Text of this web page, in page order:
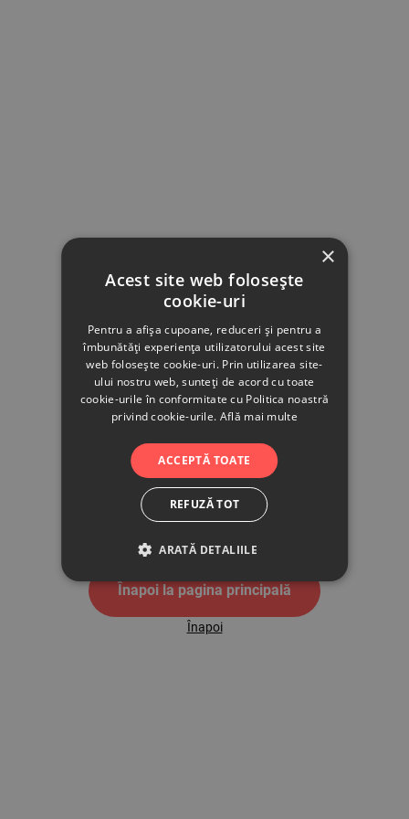
500
Înapoi la pagina principală
Înapoi
×
Acest site web folosește
cookie-uri
Pentru a afișa cupoane, reduceri și pentru a
îmbunătăți experiența utilizatorului acest site
web folosește cookie-uri. Prin utilizarea site-
ului nostru web, sunteți de acord cu toate
cookie-urile în conformitate cu Politica noastră
privind cookie-urile. Află mai multe
ACCEPTĂ TOATE
REFUZĂ TOT
ARATĂ DETALIILE